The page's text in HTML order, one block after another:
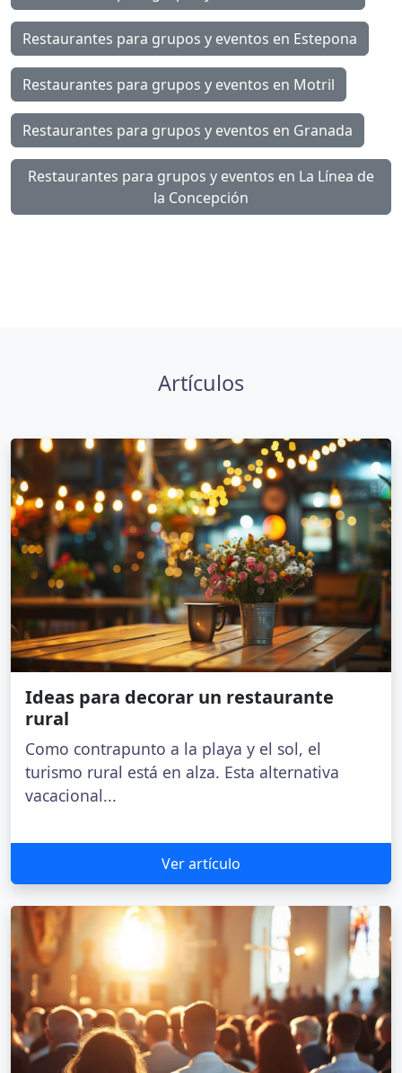
Restaurantes para grupos y eventos en Estepona
Restaurantes para grupos y eventos en Motril
Restaurantes para grupos y eventos en Granada
Restaurantes para grupos y eventos en La Línea de
la Concepción
Artículos
Ideas para decorar un restaurante
rural
Como contrapunto a la playa y el sol, el
turismo rural está en alza. Esta alternativa
vacacional...
Ver artículo